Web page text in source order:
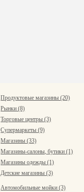
Продуктовые магазины (20)
Рынки (8)
Торговые центры (3)
Супермаркеты (9)
Магазины (33)
Магазины-салоны, бутики (1)
Магазины одежды (1)
Детские магазины (3)
Автомобильные мойки (3)